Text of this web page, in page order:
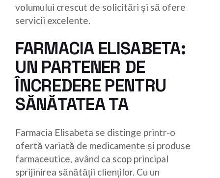
volumului crescut de solicitări și să ofere
servicii excelente.
FARMACIA ELISABETA:
UN PARTENER DE
ÎNCREDERE PENTRU
SĂNĂTATEA TA
Farmacia Elisabeta se distinge printr-o
ofertă variată de medicamente și produse
farmaceutice, având ca scop principal
sprijinirea sănătății clienților. Cu un